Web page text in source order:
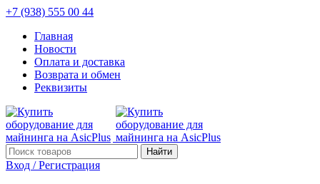
+7 (938) 555 00 44
Главная
Новости
Оплата и доставка
Возврата и обмен
Реквизиты
Найти
Вход / Регистрация